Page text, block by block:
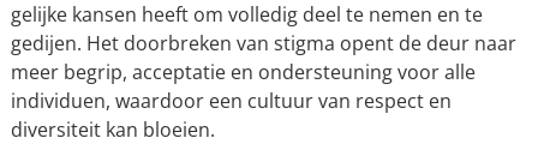
gelijke kansen heeft om volledig deel te nemen en te
gedijen. Het doorbreken van stigma opent de deur naar
meer begrip, acceptatie en ondersteuning voor alle
individuen, waardoor een cultuur van respect en
diversiteit kan bloeien.